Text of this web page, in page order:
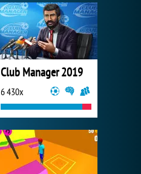
Club Manager 2019
6 430x